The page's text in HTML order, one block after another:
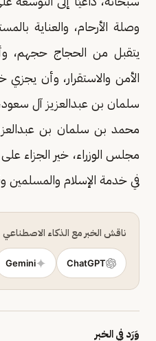
وصلة الأرحام، والعناية
يتقبل من الحجاج حجهم،
الأمن والاستقرار، وأن يجزي
سلمان بن عبدالعزيز آل
محمد بن سلمان بن
مجلس الوزراء، خير الجزاء
في خدمة الإسلام والمسلمين
ناقش الخبر مع الذكاء الاصطناعي
ChatGPT
Gemini
وَرَد في الخبر